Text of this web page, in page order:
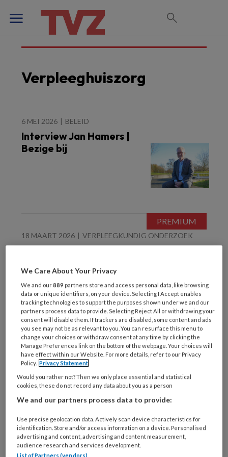
Verpleeghuiszorg
6 MEI 2026 BELEID
Interview Jan Hamers |
Bezige bij
18 MAART 2026 VERPLEEGKUNDIG ONDERZOEK
Onderzoek | Hoe
8 MEI 2025 BELEID
Onvoldoende
verpleeghuisplekken en
verpleging thuis in 2034
We Care About Your Privacy
We and our889 partners store and access personal data, like browsing
data or unique identifiers, on your device. Selecting I Accept enables
tracking technologies to support the purposes shown under we and our
partners process data to provide. Selecting Reject All or withdrawing your
consent will disable them. If trackers are disabled, some content and ads
you see may not be as relevant to you. You can resurface this menu to
change your choices or withdraw consent at any time by clicking the
Manage Preferences link on the bottom of the webpage. Your choices will
have effect within our Website. For more details, refer to our Privacy
Policy. Privacy Statement
Would you rather not? Then we only place essential and statistical
cookies, these do not record any data about you as a person
We and our partners process data to provide:
Use precise geolocation data. Actively scan device characteristics for
identification. Store and/or access information on a device. Personalised
advertising and content, advertising and content measurement,
audience research and services development.
List of Partners (vendors)